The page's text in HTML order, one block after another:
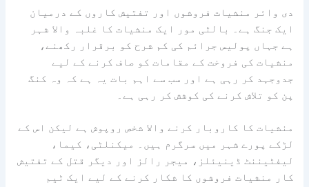
دی وائر منشیات فروشوں اور تفتیش کاروں کے درمیان
ایک جنگ ہے۔ بالٹی مور ایک منشیات کا غلبہ والا شہر
ہے جہاں پولیس جرائم کی کم شرح کو برقرار رکھنے،
منشیات کی فروخت کے مقامات کو صاف کرنے کے لیے
جدوجہد کر رہی ہے اور سب سے اہم بات یہ ہے کہ وہ کنگ
پن کو تلاش کرنے کی کوشش کر رہی ہے۔
منشیات کا کاروبار کرنے والا شخص روپوش ہے لیکن اس کے
لڑکے پورے شہر میں سرگرم ہیں۔ میکنلٹی، کیما،
لیفٹیننٹ ڈینیئلز، میجر رالز اور دیگر قتل کے تفتیش
کار منشیات فروشوں کا شکار کرنے کے لیے ایک ٹیم